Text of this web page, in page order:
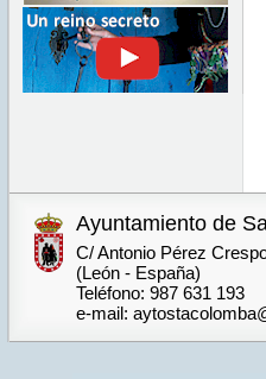
Ayuntamiento de
C/ Antonio Pérez
(León - España)
Teléfono: 987 631 193
e-mail: